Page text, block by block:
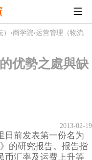
›商学院›运营管理（物流
优勢之處與缺
2013-02-19
前发表第一份名为
的研究报告。报告指
币汇率及运费上升等